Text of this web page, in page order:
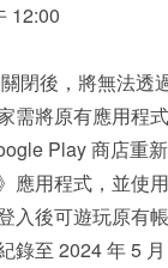
12:00
閉後，將無法透
需將原有應用程
Play 商店重
應用程式，並使
入後可遊玩原有
錄至 2024 年 5